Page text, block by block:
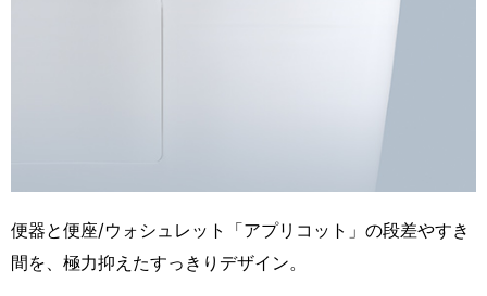
便器と便座/ウォシュレット「アプリコット」の段差やすき
間を、極力抑えたすっきりデザイン。